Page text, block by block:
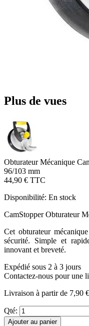
Plus de vues
Obturateur Mécanique
96/103 mm
44,90 € TTC
Disponibilité: En stock
CamStopper Obturateur
Cet obturateur
sécurité. Simple et
innovant et breveté.
Expédié sous 2 à 3 jours
Contactez-nous pour une
Livraison à partir de 7,90 €
Qté:
Ajouter au panier